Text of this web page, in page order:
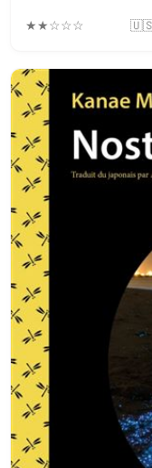
contexte, en
★★☆☆☆ 🇺🇸